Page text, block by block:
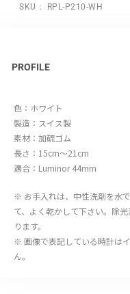
SKU： RPL-P210-WH
PROFILE
色：ホワイト
製造：スイス製
素材：加硫ゴム
長さ：15cm～21cm
適合：Luminor 44mm
※ お手入れは、中性洗剤を水
て、よく乾かして下さい。除
ります。
※ 画像で表記している時計は
ん。